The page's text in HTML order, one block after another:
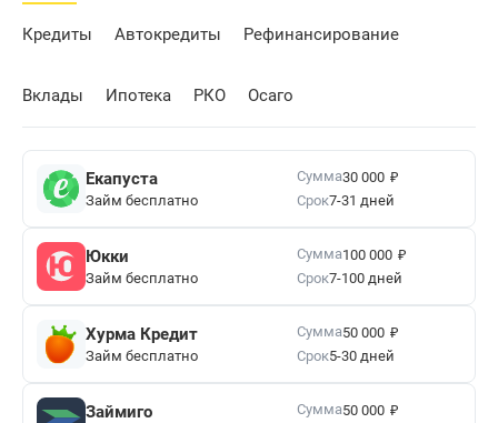
Кредиты Автокредиты Рефинансирование
Вклады Ипотека РКО Осаго
Екапуста
Займ бесплатно
Сумма30 000 ₽
Срок7-31 дней
Юкки
Займ бесплатно
Сумма100 000 ₽
Срок7-100 дней
Хурма Кредит
Займ бесплатно
Сумма50 000 ₽
Срок5-30 дней
Займиго Сумма50 000 ₽